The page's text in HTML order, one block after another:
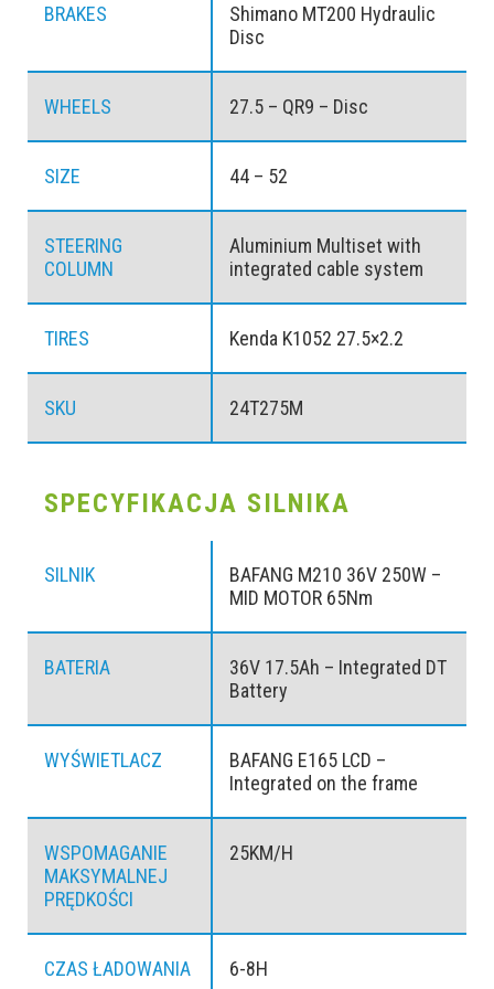
BRAKES
Shimano MT200 Hydraulic
Disc
WHEELS 27.5 – QR9 – Disc
SIZE 44 – 52
STEERING
COLUMN
Aluminium Multiset with
integrated cable system
TIRES Kenda K1052 27.5×2.2
SKU 24T275M
SPECYFIKACJA SILNIKA
SILNIK
BAFANG M210 36V 250W –
MID MOTOR 65Nm
BATERIA
36V 17.5Ah – Integrated DT
Battery
WYŚWIETLACZ
BAFANG E165 LCD –
Integrated on the frame
WSPOMAGANIE
MAKSYMALNEJ
PRĘDKOŚCI
25KM/H
CZAS ŁADOWANIA 6-8H